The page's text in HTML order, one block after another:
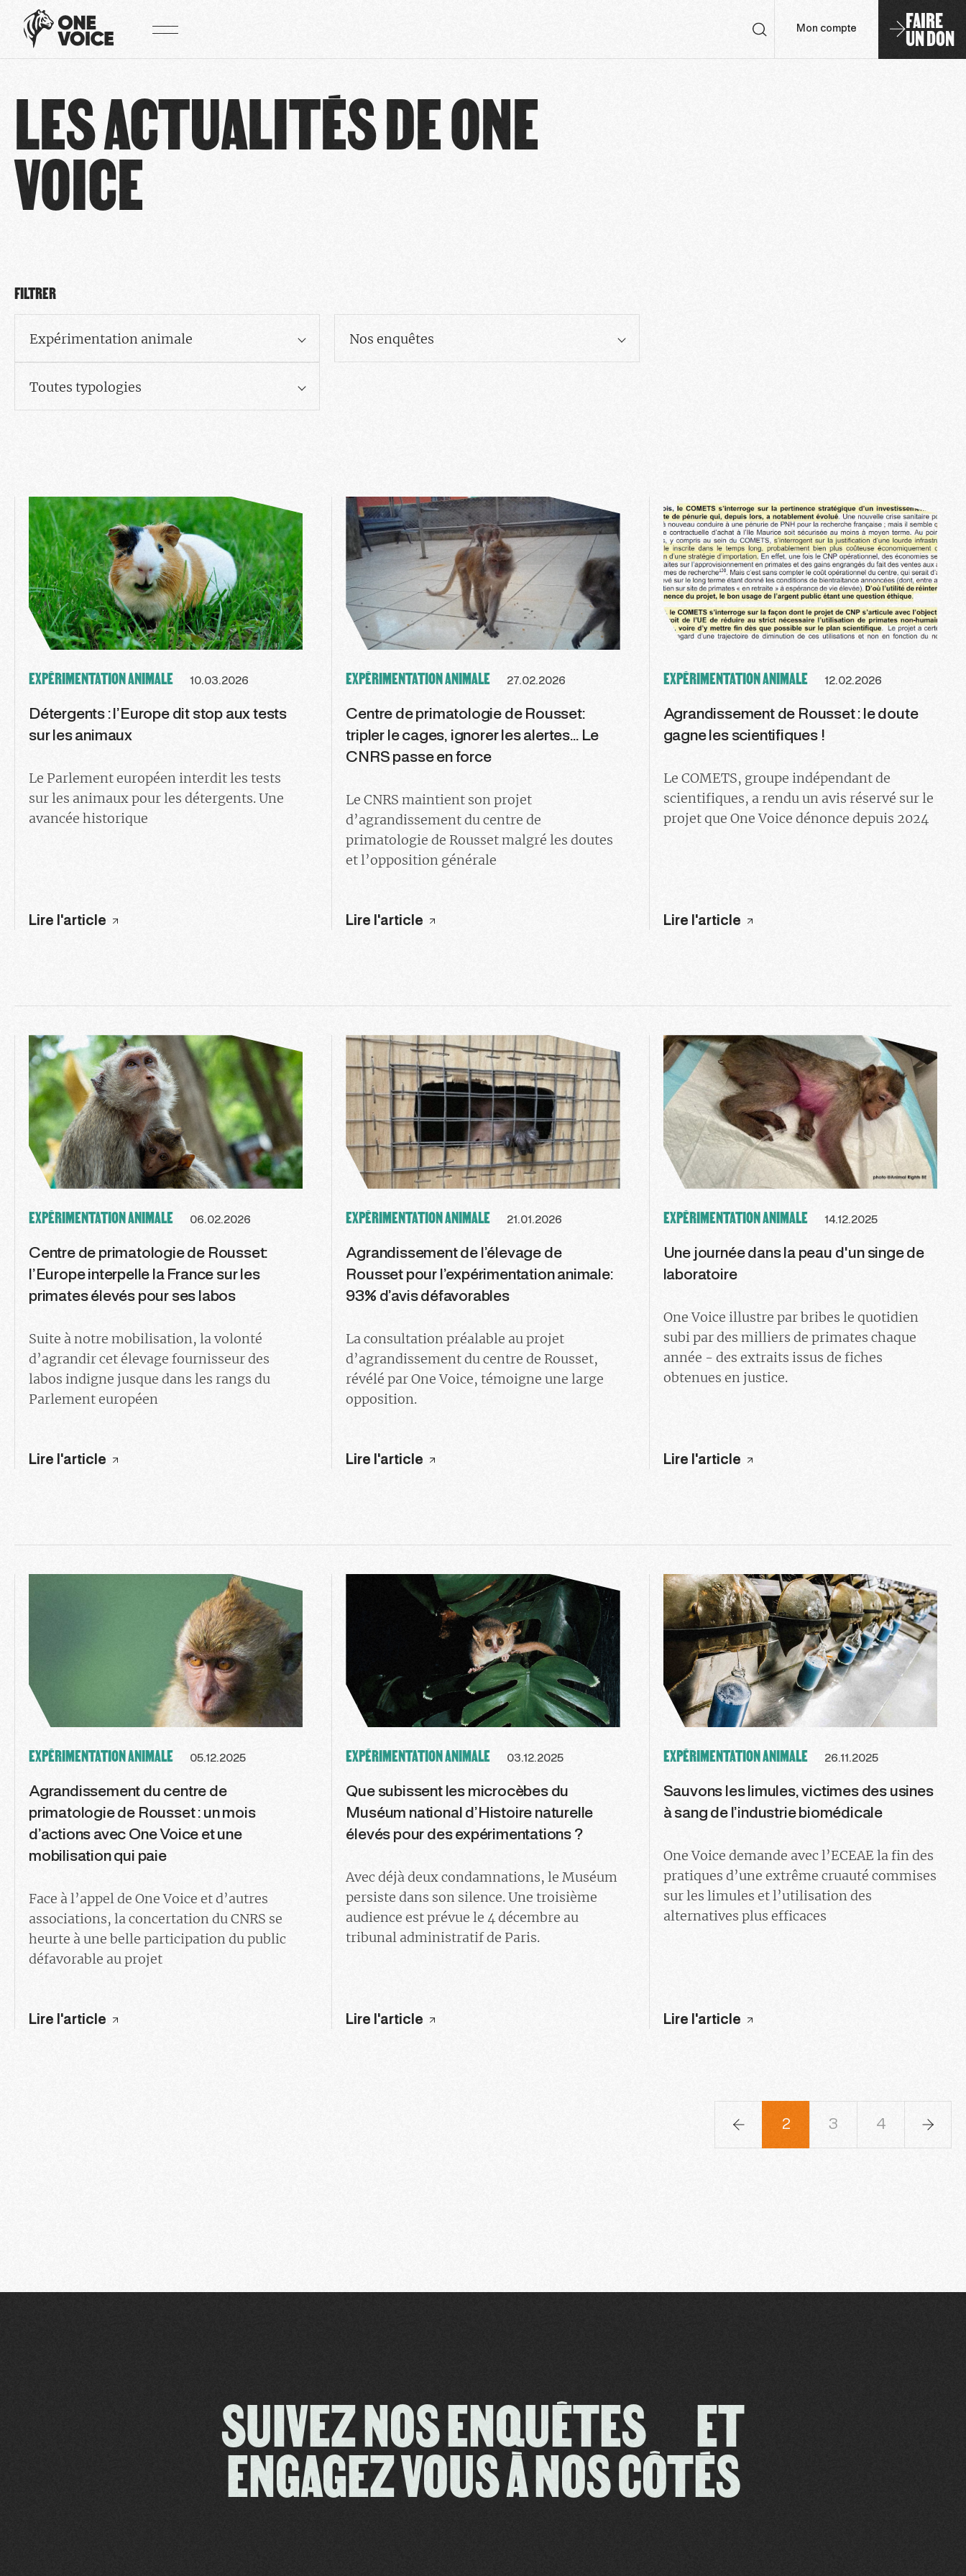
Mon compte FAIRE
UN DON
LES ACTUALITÉS DE ONE
VOICE
FILTRER
Expérimentation animale Nos enquêtes
Toutes typologies
EXPÉRIMENTATION ANIMALE 10.03.2026
Détergents : l’Europe dit stop aux tests
sur les animaux
Le Parlement européen interdit les tests
sur les animaux pour les détergents. Une
avancée historique
Lire l'article
EXPÉRIMENTATION ANIMALE 27.02.2026
Centre de primatologie de Rousset:
tripler le cages, ignorer les alertes... Le
CNRS passe en force
Le CNRS maintient son projet
d’agrandissement du centre de
primatologie de Rousset malgré les doutes
et l’opposition générale
Lire l'article
EXPÉRIMENTATION ANIMALE 12.02.2026
Agrandissement de Rousset : le doute
gagne les scientifiques !
Le COMETS, groupe indépendant de
scientifiques, a rendu un avis réservé sur le
projet que One Voice dénonce depuis 2024
Lire l'article
EXPÉRIMENTATION ANIMALE 06.02.2026
Centre de primatologie de Rousset:
l’Europe interpelle la France sur les
primates élevés pour ses labos
Suite à notre mobilisation, la volonté
d’agrandir cet élevage fournisseur des
labos indigne jusque dans les rangs du
Parlement européen
Lire l'article
EXPÉRIMENTATION ANIMALE 21.01.2026
Agrandissement de l’élevage de
Rousset pour l’expérimentation animale:
93% d’avis défavorables
La consultation préalable au projet
d’agrandissement du centre de Rousset,
révélé par One Voice, témoigne une large
opposition.
Lire l'article
EXPÉRIMENTATION ANIMALE 14.12.2025
Une journée dans la peau d'un singe de
laboratoire
One Voice illustre par bribes le quotidien
subi par des milliers de primates chaque
année - des extraits issus de fiches
obtenues en justice.
Lire l'article
EXPÉRIMENTATION ANIMALE 05.12.2025
Agrandissement du centre de
primatologie de Rousset : un mois
d’actions avec One Voice et une
mobilisation qui paie
Face à l’appel de One Voice et d’autres
associations, la concertation du CNRS se
heurte à une belle participation du public
défavorable au projet
Lire l'article
EXPÉRIMENTATION ANIMALE 03.12.2025
Que subissent les microcèbes du
Muséum national d’Histoire naturelle
élevés pour des expérimentations ?
Avec déjà deux condamnations, le Muséum
persiste dans son silence. Une troisième
audience est prévue le 4 décembre au
tribunal administratif de Paris.
Lire l'article
EXPÉRIMENTATION ANIMALE 26.11.2025
Sauvons les limules, victimes des usines
à sang de l’industrie biomédicale
One Voice demande avec l’ECEAE la fin des
pratiques d’une extrême cruauté commises
sur les limules et l’utilisation des
alternatives plus efficaces
Lire l'article
1 2 3 4 5
SUIVEZ NOS ENQUÊTES ET
ENGAGEZ VOUS À NOS CÔTÉS